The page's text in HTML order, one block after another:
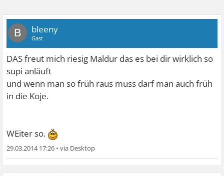
B bleeny
Gast
DAS freut mich riesig Maldur das es bei dir wirklich so
supi anläuft
und wenn man so früh raus muss darf man auch früh
in die Koje.
WEiter so.
29.03.2014 17:26 •